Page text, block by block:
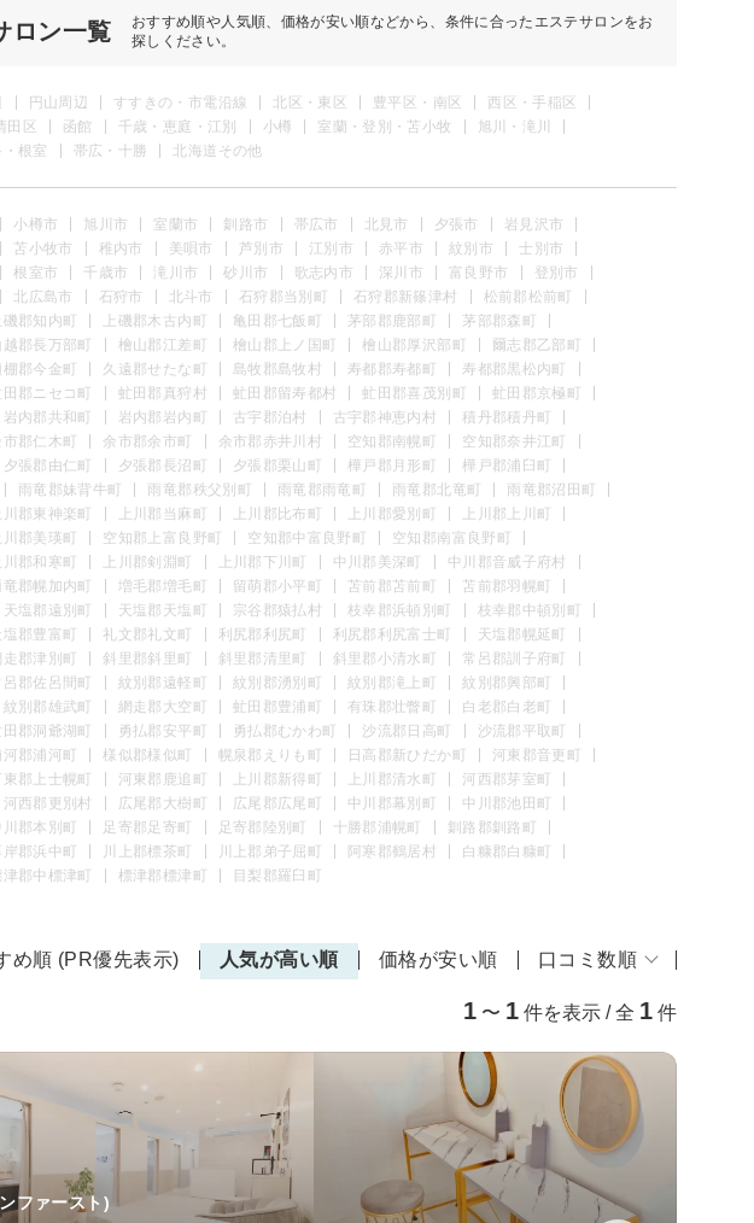
ロン一覧
おすすめ順や人気順、価格が安い順などから、条件に合ったエステサロンをお
探しください。
円山周辺 すすきの・市電沿線 北区・東区 豊平区・南区
西区・手稲区
田区
函館 千歳・恵庭・江別 小樽 室蘭・登別・苫小牧
旭川・滝川
・根室 帯広・十勝 北海道その他
小樽市 旭川市 室蘭市 釧路市 帯広市 北見市 夕張市
岩見沢市
苫小牧市 稚内市 美唄市 芦別市 江別市 赤平市 紋別市
士別市
根室市 千歳市 滝川市 砂川市 歌志内市 深川市 富良野市
登別市
北広島市 石狩市 北斗市 石狩郡当別町 石狩郡新篠津村
松前郡松前町
磯郡知内町 上磯郡木古内町 亀田郡七飯町 茅部郡鹿部町
茅部郡森町
越郡長万部町 檜山郡江差町 檜山郡上ノ国町 檜山郡厚沢部町
爾志郡乙部町
郡今金町 久遠郡せたな町 島牧郡島牧村 寿都郡寿都町
寿都郡黒松内町
郡ニセコ町 虻田郡真狩村 虻田郡留寿都村 虻田郡喜茂別町
虻田郡京極町
岩内郡共和町 岩内郡岩内町 古宇郡泊村 古宇郡神恵内村
積丹郡積丹町
市郡仁木町 余市郡余市町 余市郡赤井川村 空知郡南幌町
空知郡奈井江町
夕張郡由仁町 夕張郡長沼町 夕張郡栗山町 樺戸郡月形町
樺戸郡浦臼町
雨竜郡妹背牛町 雨竜郡秩父別町 雨竜郡雨竜町 雨竜郡北竜町
雨竜郡沼田町
川郡東神楽町 上川郡当麻町 上川郡比布町 上川郡愛別町
上川郡上川町
川郡美瑛町 空知郡上富良野町 空知郡中富良野町
空知郡南富良野町
川郡和寒町 上川郡剣淵町 上川郡下川町 中川郡美深町
中川郡音威子府村
竜郡幌加内町 増毛郡増毛町 留萌郡小平町 苫前郡苫前町
苫前郡羽幌町
天塩郡遠別町 天塩郡天塩町 宗谷郡猿払村 枝幸郡浜頓別町
枝幸郡中頓別町
塩郡豊富町 礼文郡礼文町 利尻郡利尻町 利尻郡利尻富士町
天塩郡幌延町
郡津別町 斜里郡斜里町 斜里郡清里町 斜里郡小清水町
常呂郡訓子府町
郡佐呂間町 紋別郡遠軽町 紋別郡湧別町 紋別郡滝上町
紋別郡興部町
紋別郡雄武町 網走郡大空町 虻田郡豊浦町 有珠郡壮瞥町
白老郡白老町
郡洞爺湖町 勇払郡安平町 勇払郡むかわ町 沙流郡日高町
沙流郡平取町
河郡浦河町 様似郡様似町 幌泉郡えりも町 日高郡新ひだか町
河東郡音更町
東郡上士幌町 河東郡鹿追町 上川郡新得町 上川郡清水町
河西郡芽室町
河西郡更別村 広尾郡大樹町 広尾郡広尾町 中川郡幕別町
中川郡池田町
川郡本別町 足寄郡足寄町 足寄郡陸別町 十勝郡浦幌町
釧路郡釧路町
岸郡浜中町 川上郡標茶町 川上郡弟子屈町 阿寒郡鶴居村
白糠郡白糠町
郡中標津町 標津郡標津町 目梨郡羅臼町
め順 (PR優先表示) 人気が高い順 価格が安い順 口コミ数順
1 〜 1 件を表示 / 全 1 件
ファースト)